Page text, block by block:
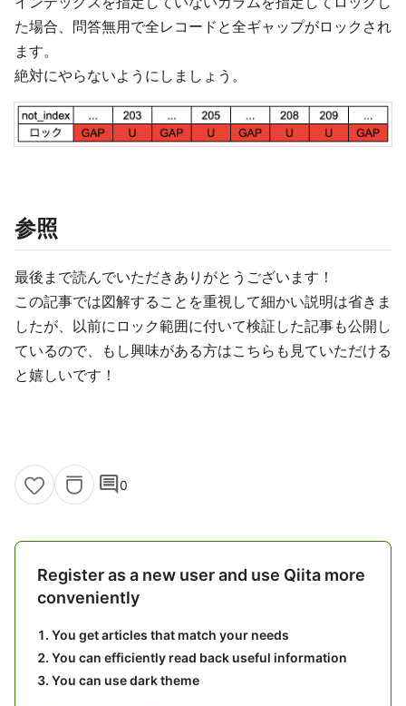
た場合、問答無用で全レコードと全ギャップがロックされ
ます。
絶対にやらないようにしましょう。
参照
最後まで読んでいただきありがとうございます！
この記事では図解することを重視して細かい説明は省きま
したが、以前にロック範囲に付いて検証した記事も公開し
ているので、もし興味がある方はこちらも見ていただける
と嬉しいです！
comment0
Register as a new user and use Qiita more
conveniently
You get articles that match your needs
You can efficiently read back useful information
You can use dark theme